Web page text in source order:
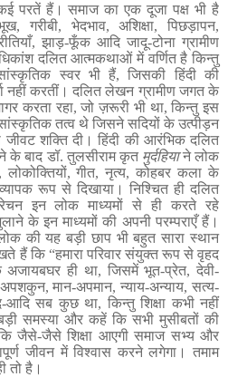
परतें हैं।समाज का एक दूजा पक्ष भी है
गरीबी, भेदभाव, अशिक्षा, पिछड़ापन,
झाड़-फूँक आदि जादू-टोना ग्रामीण
दलित आत्मकथाओं में वर्णित है किन्तु
स्वर भी हैं, जिसकी हिंदी की
नहीं करतीं। दलित लेखन ग्रामीण जगत के
करता रहा, जो ज़रूरी भी था, किन्तु इस
तत्व थे जिसने सदियों के उत्पीड़न
जीवट शक्ति दी। हिंदी की आरंभिक दलित
बाद डॉ. तुलसीराम कृत मुर्दहियाने लोक
लोकोक्तियों, गीत, नृत्य, कोहबर कला के
रूप से दिखाया। निश्चित ही दलित
इन लोक माध्यमों से ही करते रहे
के इन माध्यमों की अपनी परम्पराएँ हैं ।
की यह बड़ी छाप भी बहुत सारा स्थान
हैं कि “हमारा परिवार संयुक्त रूप से वृहद
ही था, जिसमें भूत-प्रेत, देवी-
मान-अपमान, न्याय-अन्याय, सत्य-
आदि सब कुछ था, किन्तु शिक्षा कभी नहीं
समस्या और कहें कि सभी मुसीबतों की
जैसे-जैसे शिक्षा आएगी समाज सभ्य और
जीवन में विश्वास करने लगेगा। तमाम
तो है।